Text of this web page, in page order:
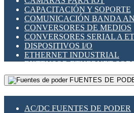
VARIADORES DE
SECCIONADORES -
MAQUINARIA
OTROS RELÉS
PROTECCIÓN TÉRMICA
RELÉS AUTOMOTRICES
RELÉS DE SEÑAL
RELÉS DE ESTADO SÓLIDO
RELÉS INDUSTRIALES
RELÉS MINIATURA DE
SENSORES MAGNÉTICOS
SWITCH Y MICROSWITCH
CAPACITACIÓN Y SOPORTE
COMUNICACIÓN BANDA
CONVERSORES DE MEDIOS
CONVERSORES SERIAL A
DISPOSITIVOS I/O
ETHERNET INDUSTRIAL
EXTENSOR ETHERNET
GATEWAY LORAWAN
GESTIÓN DE REDES
PLACAS MODULARES IOT
FUENTES DE
AC/DC FUENTES DE PODER